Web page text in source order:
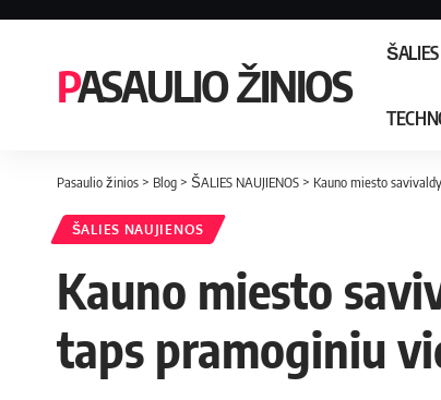
PASAULIO ŽINIOS
Pasaulio žinios > Blog > ŠALIES NAUJIENOS > Kauno miesto
ŠALIES NAUJIENOS
Kauno miesto
taps pramoginiu